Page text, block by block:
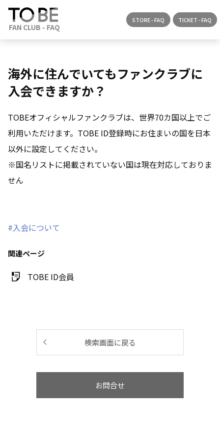
STORE - FAQ TICKET - FAQ
海外に住んでいてもファンクラブに
入会できますか？
TOBEオフィシャルファンクラブは、世界70カ国以上でご
利用いただけます。TOBE ID登録時にお住まいの国を日本
以外に設定してください。
※国名リストに掲載されていない国は現在対応しておりま
せん
#入会について
関連ページ
TOBE ID会員
検索画面に戻る
お問合せ